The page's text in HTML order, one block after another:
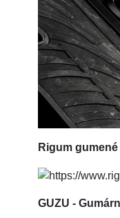
Rigum
GUZU -